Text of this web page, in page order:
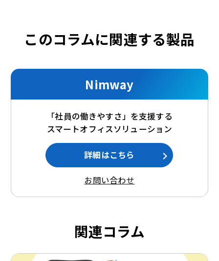
このコラムに関連する製品
Nimway
「社員の働きやすさ」を支援する
スマートオフィスソリューション
詳細はこちら
お問い合わせ
関連コラム